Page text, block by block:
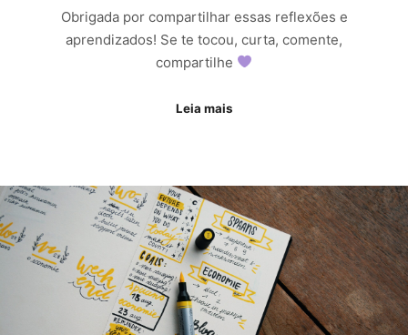
Obrigada por compartilhar essas reflexões e
aprendizados! Se te tocou, curta, comente,
compartilhe
Leia mais